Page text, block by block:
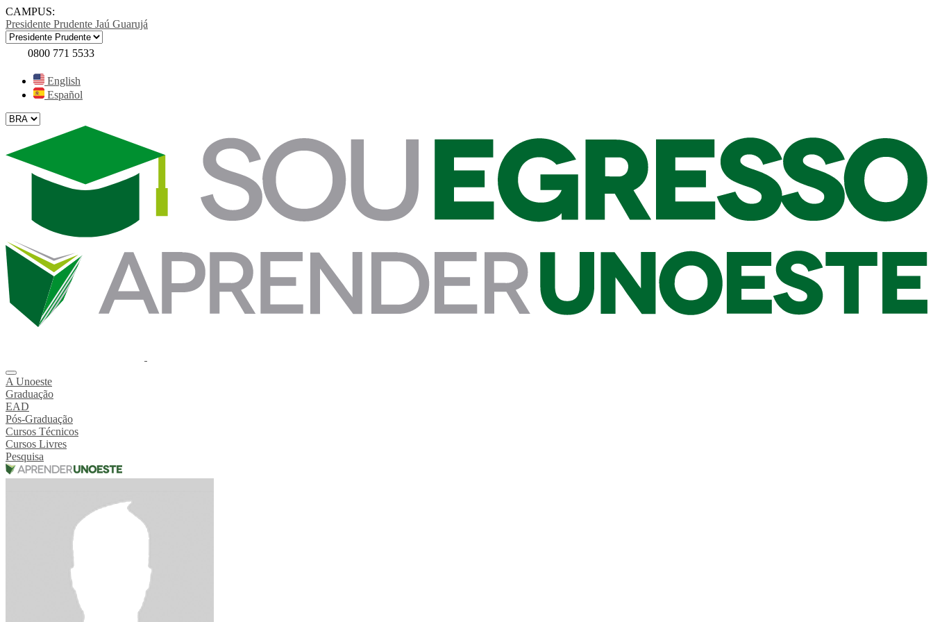
CAMPUS:
Presidente Prudente Jaú Guarujá
0800 771 5533
English
Español
A Unoeste
Graduação
EAD
Pós-Graduação
Cursos Técnicos
Cursos Livres
Pesquisa